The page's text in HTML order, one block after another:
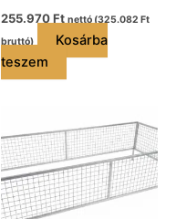
255.970Ft nettó (325.082 Ft
bruttó)
Kosárba
teszem